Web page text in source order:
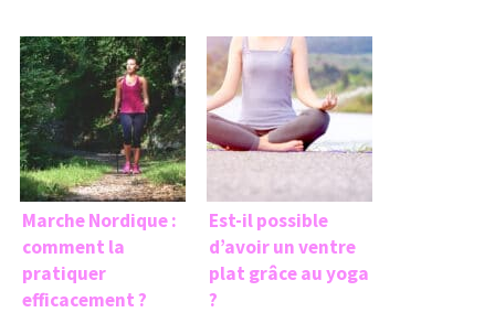
Marche Nordique :
comment la
pratiquer
efficacement ?
Est-il possible
d’avoir un ventre
plat grâce au yoga
?